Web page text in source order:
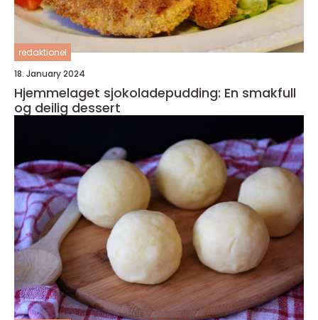
redaktionel
18. January 2024
Hjemmelaget sjokoladepudding: En smakfull
og deilig dessert